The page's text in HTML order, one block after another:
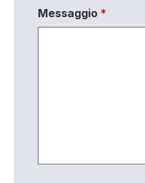
Messaggio *